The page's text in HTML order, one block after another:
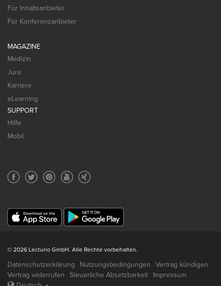
Für Inhaltsanbieter
Für Konferenzanbieter
MAGAZINE
Medizin
Jura
Karriere
eLearning
SUPPORT
Hilfe
Mobil
© 2026 Lecturio GmbH. Alle Rechte vorbehalten.
Datenschutzerklärung Nutzungsbedingungen
Vertrag kündigen
Vertrag widerrufen
Steuerliche Absetzbarkeit
Impressum